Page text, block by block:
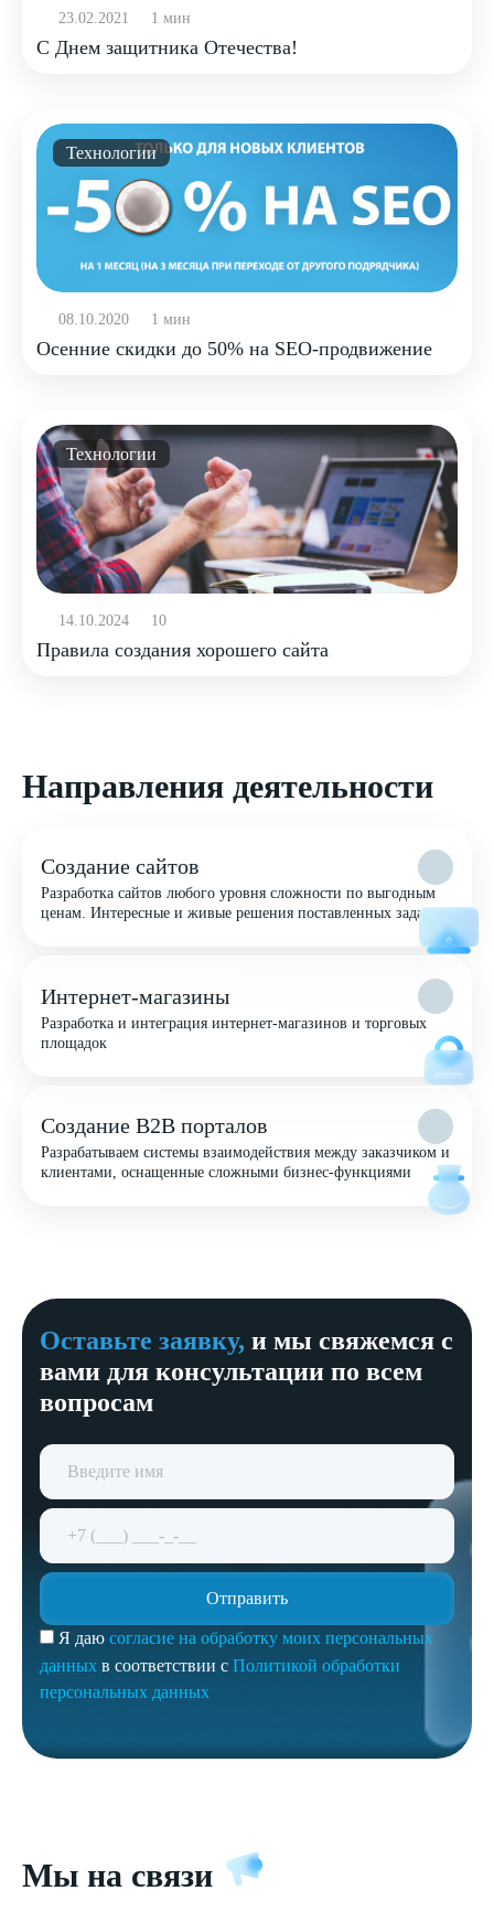
23.02.2021 1 мин
С Днем защитника Отечества!
Технологии
08.10.2020 1 мин
Осенние скидки до 50% на SEO-продвижение
Технологии
14.10.2024 10
Правила создания хорошего сайта
Направления деятельности
Создание сайтов
Разработка сайтов любого уровня сложности по выгодным
ценам. Интересные и живые решения поставленных задач
Интернет-магазины
Разработка и интеграция интернет-магазинов и торговых
площадок
Создание B2B порталов
Разрабатываем системы взаимодействия между заказчиком и
клиентами, оснащенные сложными бизнес-функциями
Оставьте заявку, и мы свяжемся с
вами для консультации по всем
вопросам
Я даю согласие на обработку моих персональных
данных в соответствии с Политикой обработки
персональных данных
Мы на связи